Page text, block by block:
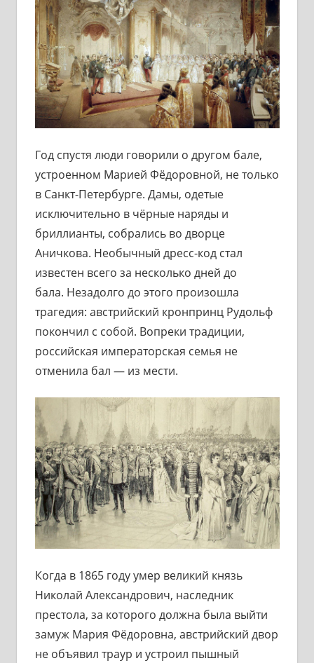
Год спустя люди говорили о другом бале,
устроенном Марией Фёдоровной, не только
в Санкт-Петербурге. Дамы, одетые
исключительно в чёрные наряды и
бриллианты, собрались во дворце
Аничкова. Необычный дресс-код стал
известен всего за несколько дней до
бала. Незадолго до этого произошла
трагедия: австрийский кронпринц Рудольф
покончил с собой. Вопреки традиции,
российская императорская семья не
отменила бал — из мести.
Когда в 1865 году умер великий князь
Николай Александрович, наследник
престола, за которого должна была выйти
замуж Мария Фёдоровна, австрийский двор
не объявил траур и устроил пышный